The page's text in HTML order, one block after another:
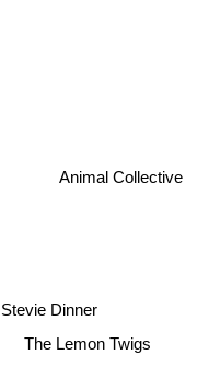
The Lemon Twigs
Stevie Dinner
Animal Collective